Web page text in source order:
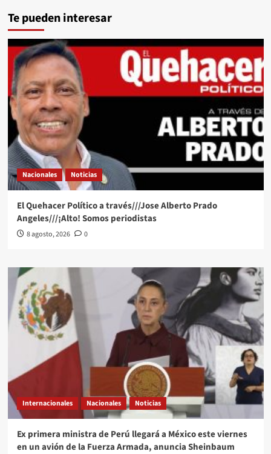
Te pueden interesar
Nacionales Noticias
El Quehacer Político a través///Jose Alberto Prado
Angeles///¡Alto! Somos periodistas
8 agosto, 2026 0
Internacionales Nacionales Noticias
Ex primera ministra de Perú llegará a México este viernes
en un avión de la Fuerza Armada, anuncia Sheinbaum